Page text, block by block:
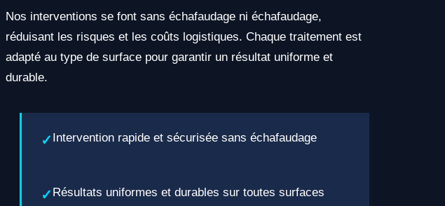
Nos interventions se font sans échafaudage ni échafaudage,
réduisant les risques et les coûts logistiques. Chaque traitement est
adapté au type de surface pour garantir un résultat uniforme et
durable.
Intervention rapide et sécurisée sans échafaudage
Résultats uniformes et durables sur toutes surfaces